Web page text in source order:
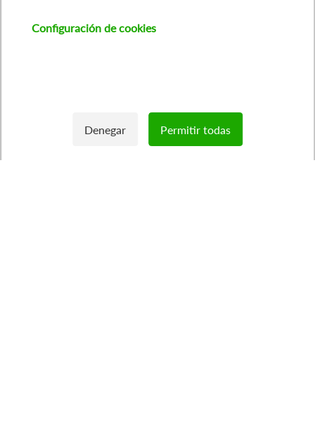
Configuración de cookies
Denegar Permitir todas
Withdraw consent